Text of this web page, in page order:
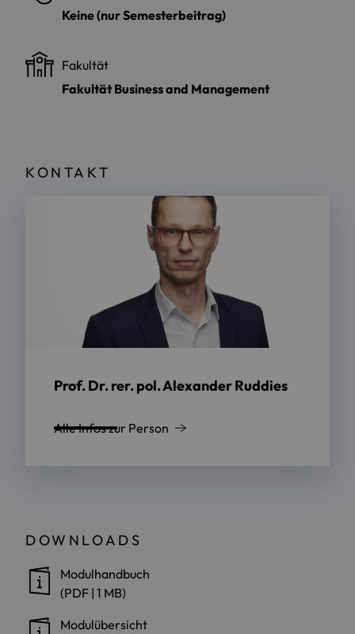
Keine (nur Semesterbeitrag)
Fakultät
Fakultät Business and Management
KONTAKT
Prof. Dr. rer. pol. Alexander Ruddies
Alle Infos zur Person
DOWNLOADS
Modulhandbuch
(PDF | 1 MB)
Modulübersicht